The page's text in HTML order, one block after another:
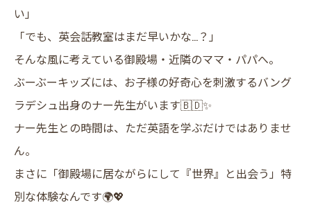
い」
「でも、英会話教室はまだ早いかな…？」
​そんな風に考えている御殿場・近隣のママ・パパへ。
​ぶーぶーキッズには、お子様の好奇心を刺激するバング
ラデシュ出身のナー先生がいます🇧🇩✨
​ナー先生との時間は、ただ英語を学ぶだけではありませ
ん。
まさに「御殿場に居ながらにして『世界』と出会う」特
別な体験なんです🌍💖